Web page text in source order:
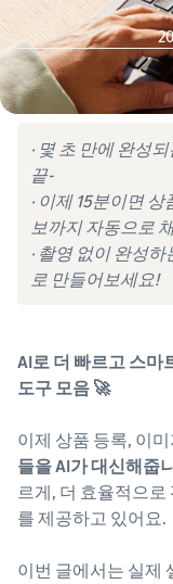
· 몇 초 만에 완성
끝-
· 이제 15분이면
보까지 자동으로
· 촬영 없이 완성
로 만들어보세요!
AI로 더 빠르고 스마
도구 모음 🚀
이제 상품 등록, 이
들을 AI가 대신해줍
르게, 더 효율적으로
를 제공하고 있어요.
이번 글에서는 실제